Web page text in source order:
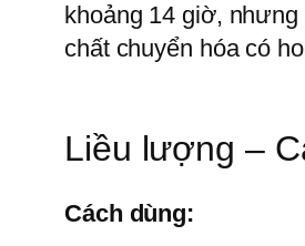
khoảng 14 giờ,
chất chuyển hóa có
Liều lượng –
Cách dùng: